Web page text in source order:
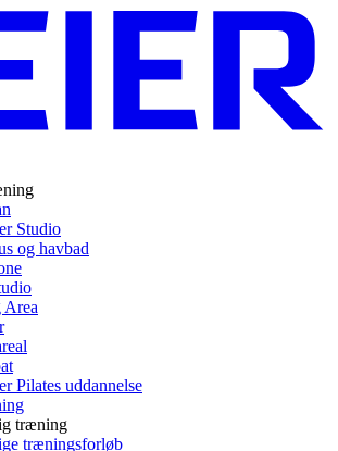
Studio
og havbad
Pilates uddannelse
træning
træningsforløb